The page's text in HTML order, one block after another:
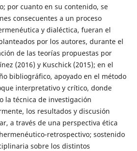
por cuanto en su contenido, se
consecuentes a un proceso
y dialéctica, fueran el
por los autores, durante el
de las teorías propuestas por
(2016) y Kuschick (2015); en el
bibliográfico, apoyado en el método
interpretativo y crítico, donde
la técnica de investigación
los resultados y discusión
a través de una perspectiva ética
retrospectivo; sostenido
sobre los distintos